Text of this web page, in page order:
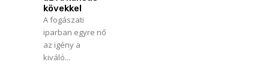
kövekkel
A fogászati
iparban egyre nő
az igény a
kiváló...